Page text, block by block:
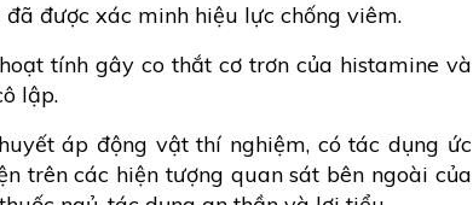
được xác minh hiệu lực chống viêm.
tính gây co thắt cơ trơn của histamine và
lập.
áp động vật thí nghiệm, có tác dụng ức
trên các hiện tượng quan sát bên ngoài của